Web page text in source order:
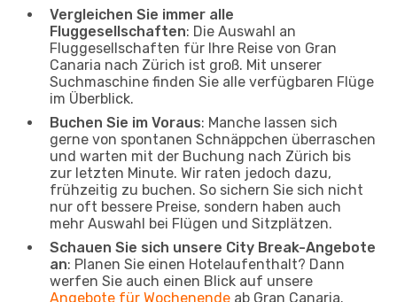
Vergleichen Sie immer alle
Fluggesellschaften: Die Auswahl an
Fluggesellschaften für Ihre Reise von Gran
Canaria nach Zürich ist groß. Mit unserer
Suchmaschine finden Sie alle verfügbaren Flüge
im Überblick.
Buchen Sie im Voraus: Manche lassen sich
gerne von spontanen Schnäppchen überraschen
und warten mit der Buchung nach Zürich bis
zur letzten Minute. Wir raten jedoch dazu,
frühzeitig zu buchen. So sichern Sie sich nicht
nur oft bessere Preise, sondern haben auch
mehr Auswahl bei Flügen und Sitzplätzen.
Schauen Sie sich unsere City Break-Angebote
an: Planen Sie einen Hotelaufenthalt? Dann
werfen Sie auch einen Blick auf unsere
Angebote für Wochenende ab Gran Canaria.